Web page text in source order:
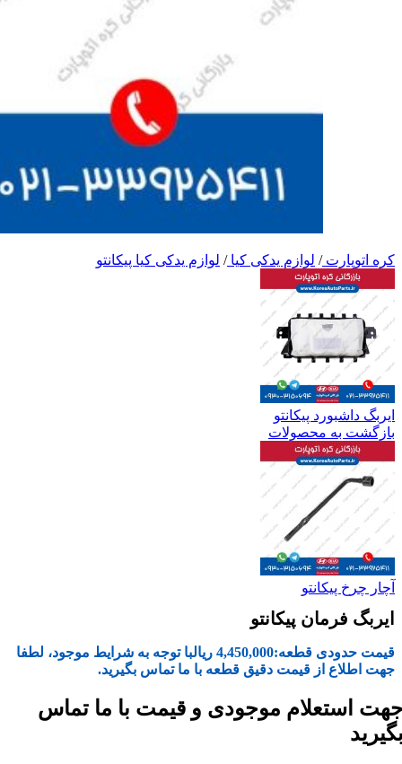
کره اتوپارت/ لوازم یدکی کیا/ لوازم یدکی کیا پیکانتو
ایربگ داشبورد پیکانتو
بازگشت به محصولات
آچار چرخ پیکانتو
ایربگ فرمان پیکانتو
قیمت حدودی قطعه:4,450,000 ریالبا توجه به شرایط موجود، لطفا
جهت اطلاع از قیمت دقیق قطعه با ما تماس بگیرید.
استعلام موجودی و قیمت با ما تماس